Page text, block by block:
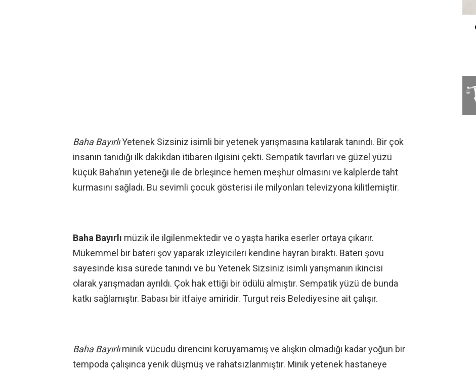
Baha BayırlıYetenek Sizsiniz isimli bir yetenek yarışmasına katılarak tanındı. Bir çok
insanın tanıdığı ilk dakikdan itibaren ilgisini çekti. Sempatik tavırları ve güzel yüzü
küçük Baha’nın yeteneği ile de brleşince hemen meşhur olmasını ve kalplerde taht
kurmasını sağladı. Bu sevimli çocuk gösterisi ile milyonları televizyona kilitlemiştir.
Baha Bayırlı müzik ile ilgilenmektedir ve o yaşta harika eserler ortaya çıkarır.
Mükemmel bir bateri şov yaparak izleyicileri kendine hayran bıraktı. Bateri şovu
sayesinde kısa sürede tanındı ve bu Yetenek Sizsiniz isimli yarışmanın ikincisi
olarak yarışmadan ayrıldı. Çok hak ettiği bir ödülü almıştır. Sempatik yüzü de bunda
katkı sağlamıştır. Babası bir itfaiye amiridir. Turgut reis Belediyesine ait çalışır.
Baha Bayırlıminik vücudu direncini koruyamamış ve alışkın olmadığı kadar yoğun bir
tempoda çalışınca yenik düşmüş ve rahatsızlanmıştır. Minik yetenek hastaneye